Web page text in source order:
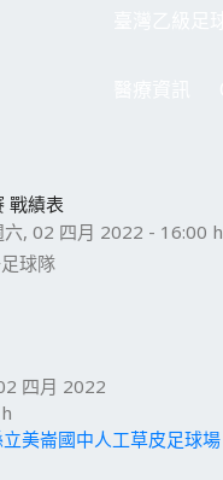
戰績表
六, 02 四月 2022 - 16:00 h
球隊
四月 2022
美崙國中人工草皮足球場